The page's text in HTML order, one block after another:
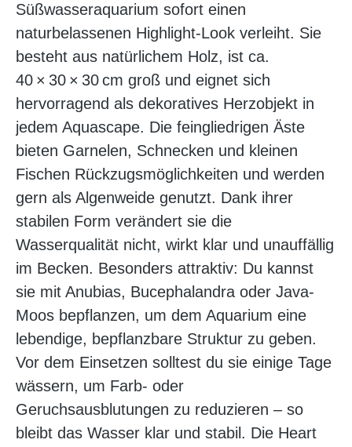
Süßwasseraquarium sofort einen
naturbelassenen Highlight-Look verleiht. Sie
besteht aus natürlichem Holz, ist ca.
40 × 30 × 30 cm groß und eignet sich
hervorragend als dekoratives Herzobjekt in
jedem Aquascape. Die feingliedrigen Äste
bieten Garnelen, Schnecken und kleinen
Fischen Rückzugsmöglichkeiten und werden
gern als Algenweide genutzt. Dank ihrer
stabilen Form verändert sie die
Wasserqualität nicht, wirkt klar und unauffällig
im Becken. Besonders attraktiv: Du kannst
sie mit Anubias, Bucephalandra oder Java-
Moos bepflanzen, um dem Aquarium eine
lebendige, bepflanzbare Struktur zu geben.
Vor dem Einsetzen solltest du sie einige Tage
wässern, um Farb- oder
Geruchsausblutungen zu reduzieren – so
bleibt das Wasser klar und stabil. Die Heart